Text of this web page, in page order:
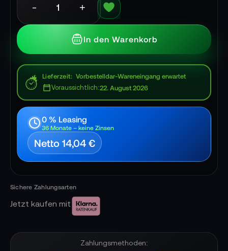
- +
In den Warenkorb
Lieferzeit Vorbestelldar-Wareneingang erwartet
Voraussichtlich:22. August 2026
0 % Leasing
36 Monate – keine Zinsen
Netto 14,04 €
Jetzt kaufen mit
Zahlungsmethoden: